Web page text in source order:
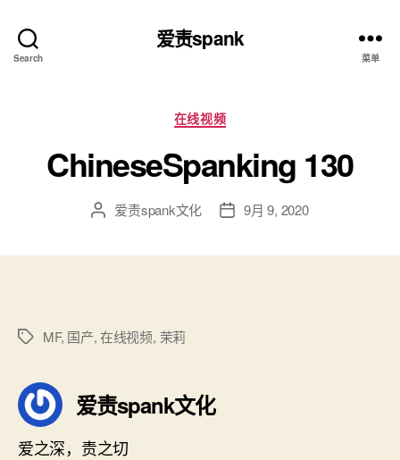
Search
爱责spank
菜单
分
类
在线视频
ChineseSpanking 130
文 爱责spank文化
发 9月 9, 2020
标
MF, 国产,在线视频, 茉莉
爱责spank文化
爱之深，责之切